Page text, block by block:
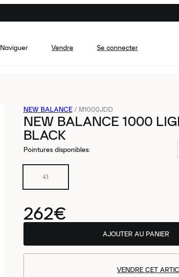
Naviguer Vendre Se connecter
NEW BALANCE / M1000JDD
NEW BALANCE 1000
BLACK
Pointures disponibles:
43
262€
AJOUTER AU PANIER
VENDRE CET